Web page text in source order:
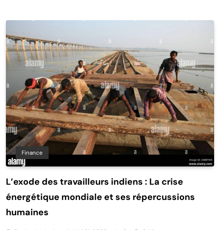
Finance
L’exode des travailleurs indiens : La crise
énergétique mondiale et ses répercussions
humaines